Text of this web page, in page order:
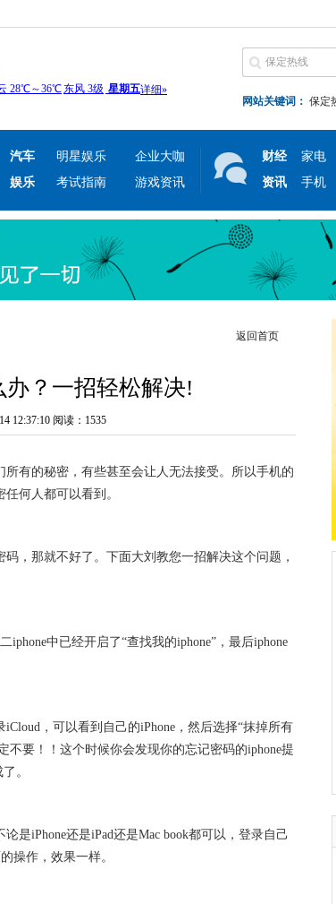
网站关键词： 保定
汽车 明星娱乐
企业大咖
娱乐
考试指南 游戏资讯
财经 家电
资讯
手机
返回首页
办？一招轻松解决!
12:37:10 阅读：1535
有的秘密，有些甚至会让人无法接受。所以手机的
何人都可以看到。
，那就不好了。下面大刘教您一招解决这个问题，
中已经开启了“查找我的iphone”，最后iphone
，可以看到自己的iPhone，然后选择“抹掉所有
不要！！这个时候你会发现你的忘记密码的iphone提
。
是iPhone还是iPad还是Mac book都可以，登录自己
操作，效果一样。